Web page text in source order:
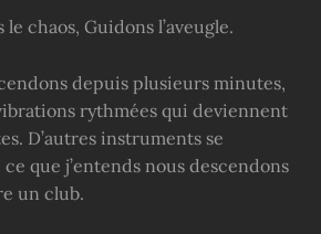
chaos, Guidons l’aveugle.
depuis plusieurs minutes,
rythmées qui deviennent
D’autres instruments se
que j’entends nous descendons
un club.